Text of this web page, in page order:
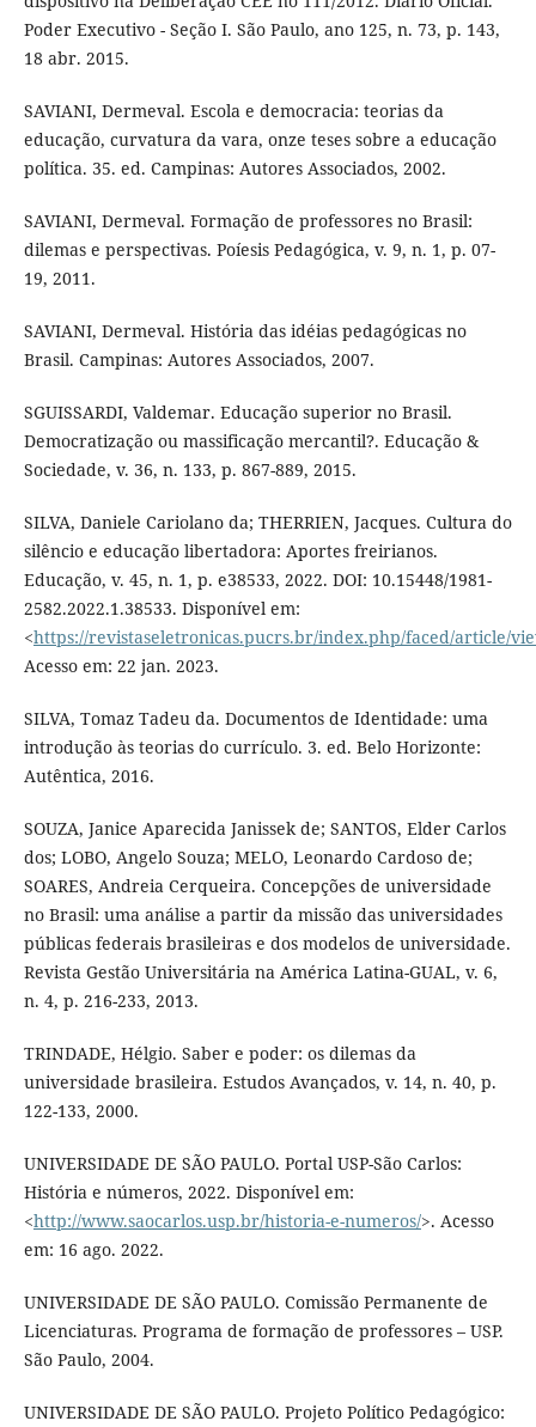
Poder Executivo - Seção I. São Paulo, ano 125, n. 73, p. 143,
18 abr. 2015.
SAVIANI, Dermeval. Escola e democracia: teorias da
educação, curvatura da vara, onze teses sobre a educação
política. 35. ed. Campinas: Autores Associados, 2002.
SAVIANI, Dermeval. Formação de professores no Brasil:
dilemas e perspectivas. Poíesis Pedagógica, v. 9, n. 1, p. 07-
19, 2011.
SAVIANI, Dermeval. História das idéias pedagógicas no
Brasil. Campinas: Autores Associados, 2007.
SGUISSARDI, Valdemar. Educação superior no Brasil.
Democratização ou massificação mercantil?. Educação &
Sociedade, v. 36, n. 133, p. 867-889, 2015.
SILVA, Daniele Cariolano da; THERRIEN, Jacques. Cultura do
silêncio e educação libertadora: Aportes freirianos.
Educação, v. 45, n. 1, p. e38533, 2022. DOI: 10.15448/1981-
2582.2022.1.38533. Disponível em:
<https://revistaseletronicas.pucrs.br/index.php/faced/article/
Acesso em: 22 jan. 2023.
SILVA, Tomaz Tadeu da. Documentos de Identidade: uma
introdução às teorias do currículo. 3. ed. Belo Horizonte:
Autêntica, 2016.
SOUZA, Janice Aparecida Janissek de; SANTOS, Elder Carlos
dos; LOBO, Angelo Souza; MELO, Leonardo Cardoso de;
SOARES, Andreia Cerqueira. Concepções de universidade
no Brasil: uma análise a partir da missão das universidades
públicas federais brasileiras e dos modelos de universidade.
Revista Gestão Universitária na América Latina-GUAL, v. 6,
n. 4, p. 216-233, 2013.
TRINDADE, Hélgio. Saber e poder: os dilemas da
universidade brasileira. Estudos Avançados, v. 14, n. 40, p.
122-133, 2000.
UNIVERSIDADE DE SÃO PAULO. Portal USP-São Carlos:
História e números, 2022. Disponível em:
<http://www.saocarlos.usp.br/historia-e-numeros/>. Acesso
em: 16 ago. 2022.
UNIVERSIDADE DE SÃO PAULO. Comissão Permanente de
Licenciaturas. Programa de formação de professores – USP.
São Paulo, 2004.
UNIVERSIDADE DE SÃO PAULO. Projeto Político Pedagógico: